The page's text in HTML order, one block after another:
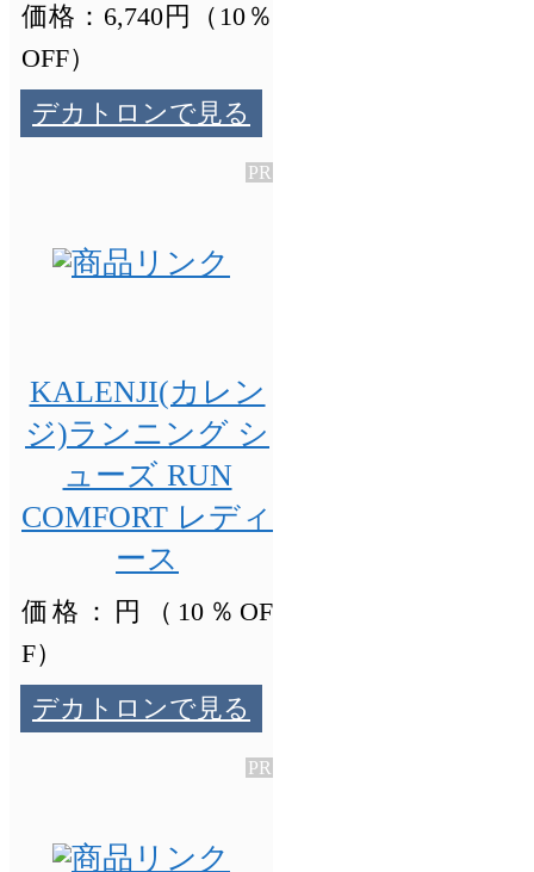
価格：6,740円（10％
OFF）
デカトロンで見る
KALENJI(カレン
ジ)ランニング シ
ューズ RUN
COMFORT レディ
ース
価格：円（10％OF
F）
デカトロンで見る